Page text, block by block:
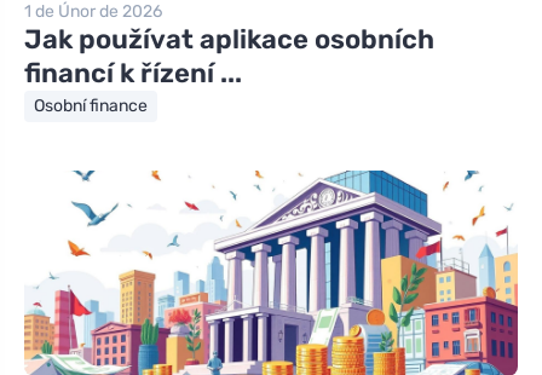
1 de Únor de 2026
Jak používat aplikace osobních
financí k řízení ...
Osobní finance